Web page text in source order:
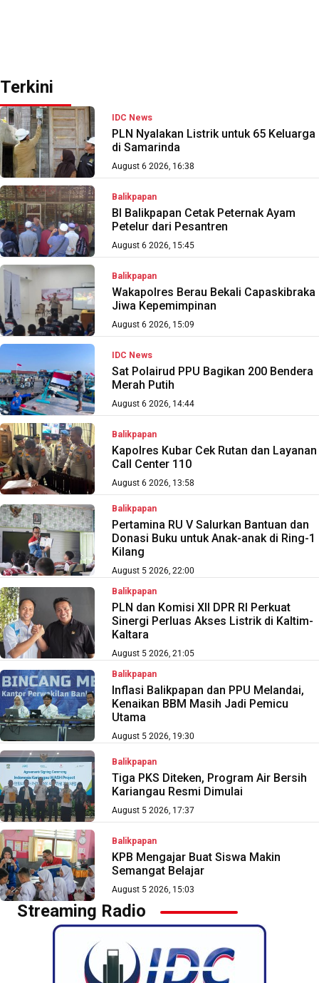
Terkini
IDC News
PLN Nyalakan Listrik untuk 65 Keluarga
di Samarinda
August 6 2026, 16:38
Balikpapan
BI Balikpapan Cetak Peternak Ayam
Petelur dari Pesantren
August 6 2026, 15:45
Balikpapan
Wakapolres Berau Bekali Capaskibraka
Jiwa Kepemimpinan
August 6 2026, 15:09
IDC News
Sat Polairud PPU Bagikan 200 Bendera
Merah Putih
August 6 2026, 14:44
Balikpapan
Kapolres Kubar Cek Rutan dan Layanan
Call Center 110
August 6 2026, 13:58
Balikpapan
Pertamina RU V Salurkan Bantuan dan
Donasi Buku untuk Anak-anak di Ring-1
Kilang
August 5 2026, 22:00
Balikpapan
PLN dan Komisi XII DPR RI Perkuat
Sinergi Perluas Akses Listrik di Kaltim-
Kaltara
August 5 2026, 21:05
Balikpapan
Inflasi Balikpapan dan PPU Melandai,
Kenaikan BBM Masih Jadi Pemicu
Utama
August 5 2026, 19:30
Balikpapan
Tiga PKS Diteken, Program Air Bersih
Kariangau Resmi Dimulai
August 5 2026, 17:37
Balikpapan
KPB Mengajar Buat Siswa Makin
Semangat Belajar
August 5 2026, 15:03
Streaming Radio